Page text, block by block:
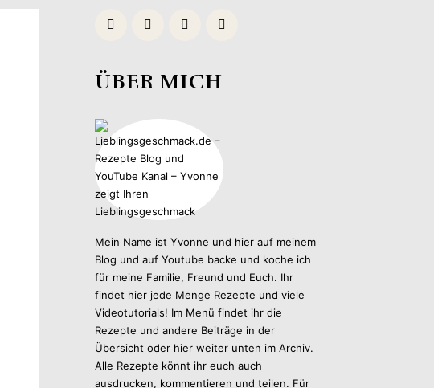
ÜBER MICH
Mein Name ist Yvonne und hier auf meinem
Blog und auf Youtube backe und koche ich
für meine Familie, Freund und Euch. Ihr
findet hier jede Menge Rezepte und viele
Videotutorials! Im Menü findet ihr die
Rezepte und andere Beiträge in der
Übersicht oder hier weiter unten im Archiv.
Alle Rezepte könnt ihr euch auch
ausdrucken, kommentieren und teilen. Für